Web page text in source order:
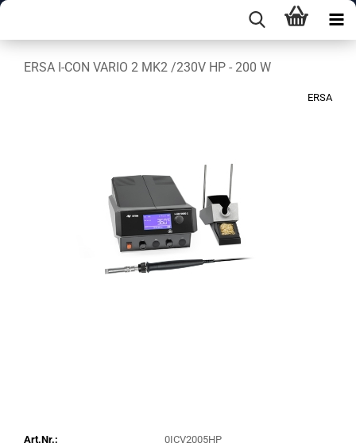
ERSA I-CON VARIO 2 MK2 /230V HP - 200 W
ERSA
Art.Nr.:
0ICV2005HP